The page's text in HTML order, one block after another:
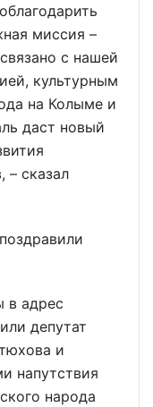
миссия –
с нашей
культурным
на Колыме и
даст новый
– сказал
в адрес
депутат
и
напутствия
народа